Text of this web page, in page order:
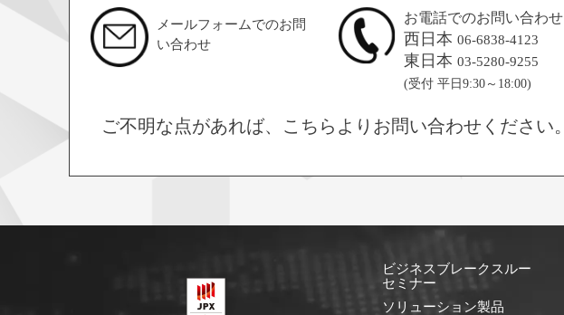
メールフォームでのお問
い合わせ
お電話でのお問い合わせ
西日本 06-6838-4123
東日本 03-5280-9255
(受付 平日9:30～18:00)
ご不明な点があれば、こちらよりお問い合わせください。
ビジネスブレークスルー
セミナー
ソリューション製品